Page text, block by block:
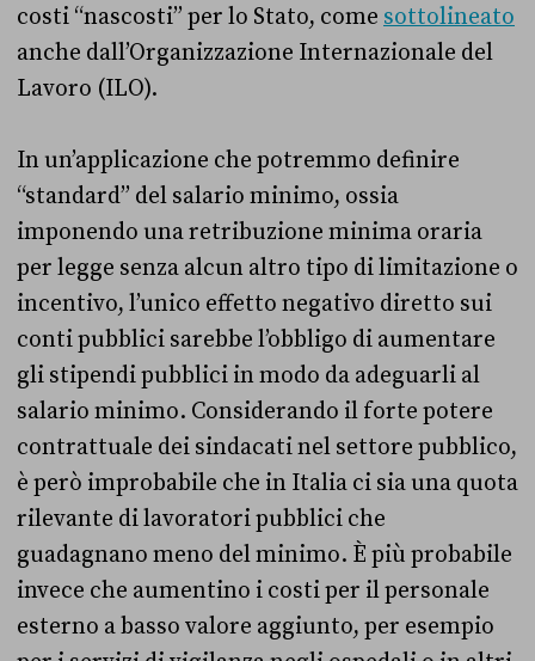
costi “nascosti” per lo Stato, come sottolineato
anche dall’Organizzazione Internazionale del
Lavoro (ILO).
In un’applicazione che potremmo definire
“standard” del salario minimo, ossia
imponendo una retribuzione minima oraria
per legge senza alcun altro tipo di limitazione o
incentivo, l’unico effetto negativo diretto sui
conti pubblici sarebbe l’obbligo di aumentare
gli stipendi pubblici in modo da adeguarli al
salario minimo. Considerando il forte potere
contrattuale dei sindacati nel settore pubblico,
è però improbabile che in Italia ci sia una quota
rilevante di lavoratori pubblici che
guadagnano meno del minimo. È più probabile
invece che aumentino i costi per il personale
esterno a basso valore aggiunto, per esempio